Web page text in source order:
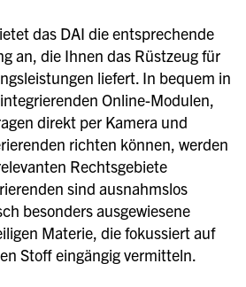
das DAI die entsprechende
an, die Ihnen das Rüstzeug für
liefert. In bequem in
Online-Modulen,
direkt per Kamera und
richten können, werden
Rechtsgebiete
sind ausnahmslos
besonders ausgewiesene
Materie, die fokussiert auf
Stoff eingängig vermitteln.